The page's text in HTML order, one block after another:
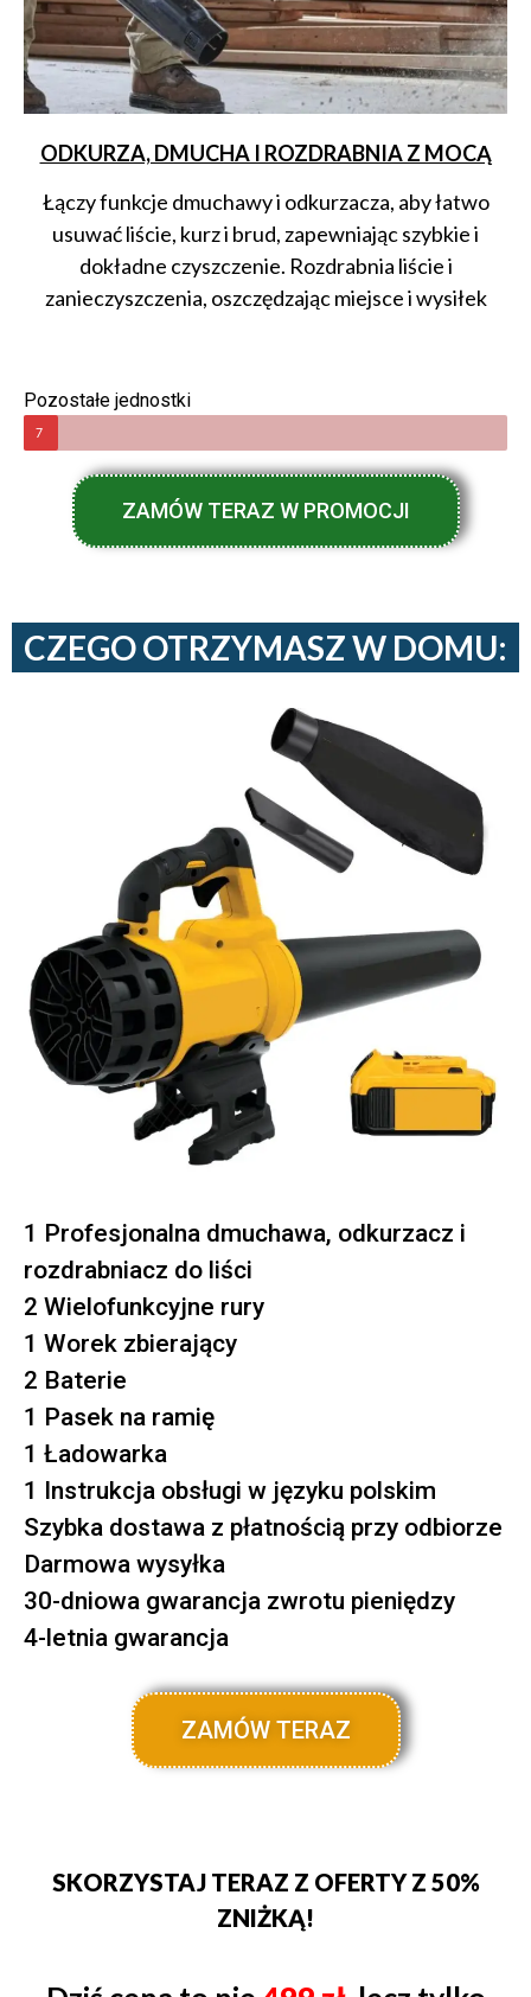
ODKURZA, DMUCHA I ROZDRABNIA Z MOCĄ
Łączy funkcje dmuchawy i odkurzacza, aby łatwo
usuwać liście, kurz i brud, zapewniając szybkie i
dokładne czyszczenie. Rozdrabnia liście i
zanieczyszczenia, oszczędzając miejsce i wysiłek
Pozostałe jednostki
7
ZAMÓW TERAZ W PROMOCJI
CZEGO OTRZYMASZ W DOMU:
1 Profesjonalna dmuchawa, odkurzacz i
rozdrabniacz do liści
2 Wielofunkcyjne rury
1 Worek zbierający
2 Baterie
1 Pasek na ramię
1 Ładowarka
1 Instrukcja obsługi w języku polskim
Szybka dostawa z płatnością przy odbiorze
Darmowa wysyłka
30-dniowa gwarancja zwrotu pieniędzy
4-letnia gwarancja
ZAMÓW TERAZ
SKORZYSTAJ TERAZ Z OFERTY Z 50%
ZNIŻKĄ!